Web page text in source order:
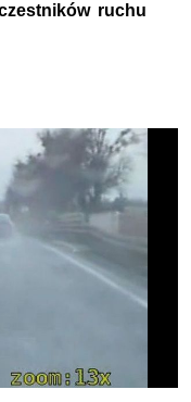
ruchu
- oławscy